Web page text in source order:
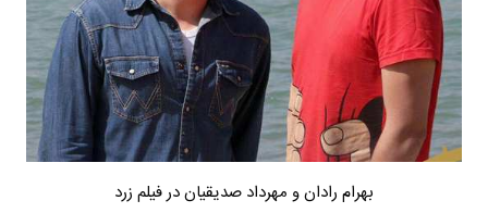
بهرام رادان و مهرداد صدیقیان در فیلم زرد